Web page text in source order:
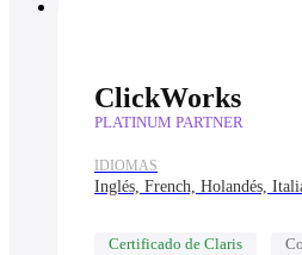
ClickWorks
PLATINUM PARTNER
IDIOMAS
Inglés, French, Holandés,
Certificado de Claris